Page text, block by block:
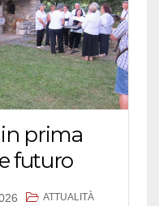
in prima
futuro
ATTUALITÀ